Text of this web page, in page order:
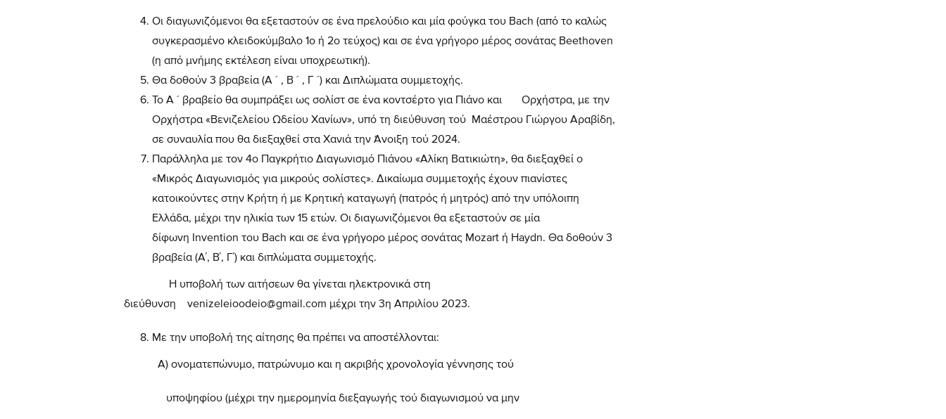
Οι διαγωνιζόμενοι θα εξεταστούν σε ένα πρελούδιο και μία φούγκα του Bach (από το καλώς
συγκερασμένο κλειδοκύμβαλο 1ο ή 2ο τεύχος) και σε ένα γρήγορο μέρος σονάτας Beethoven
(η από μνήμης εκτέλεση είναι υποχρεωτική).
Θα δοθούν 3 βραβεία (Α ´ , Β ´ , Γ ´) και Διπλώματα συμμετοχής.
Το Α ´ βραβείο θα συμπράξει ως σολίστ σε ένα κοντσέρτο για Πιάνο και Ορχήστρα, με την
Ορχήστρα «Βενιζελείου Ωδείου Χανίων», υπό τη διεύθυνση τού Μαέστρου Γιώργου Αραβίδη,
σε συναυλία που θα διεξαχθεί στα Χανιά την Άνοιξη τού 2024.
Παράλληλα με τον 4ο Παγκρήτιο Διαγωνισμό Πιάνου «Αλίκη Βατικιώτη», θα διεξαχθεί ο
«Μικρός Διαγωνισμός για μικρούς σολίστες». Δικαίωμα συμμετοχής έχουν πιανίστες
κατοικούντες στην Κρήτη ή με Κρητική καταγωγή (πατρός ή μητρός) από την υπόλοιπη
Ελλάδα, μέχρι την ηλικία των 15 ετών. Οι διαγωνιζόμενοι θα εξεταστούν σε μία
δίφωνη Invention του Bach και σε ένα γρήγορο μέρος σονάτας Mozart ή Haydn. Θα δοθούν 3
βραβεία (Α΄, Β΄, Γ΄) και διπλώματα συμμετοχής.
Η υποβολή των αιτήσεων θα γίνεται ηλεκτρονικά στη
διεύθυνση venizeleioodeio@gmail.com μέχρι την 3η Απριλίου 2023.
Με την υποβολή της αίτησης θα πρέπει να αποστέλλονται:
Α)ονοματεπώνυμο, πατρώνυμο και η ακριβής χρονολογία γέννησης τού
υποψηφίου (μέχρι την ημερομηνία διεξαγωγής τού διαγωνισμού να μην